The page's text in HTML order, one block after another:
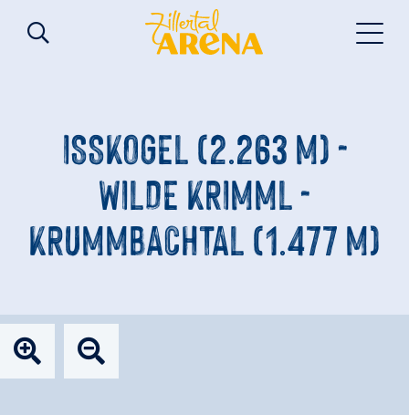
ISSKOGEL (2.263 M) -
WILDE KRIMML -
KRUMMBACHTAL (1.477 M)